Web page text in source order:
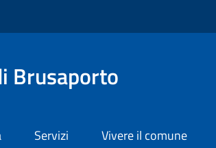
Brusaporto
Servizi Vivere il comune